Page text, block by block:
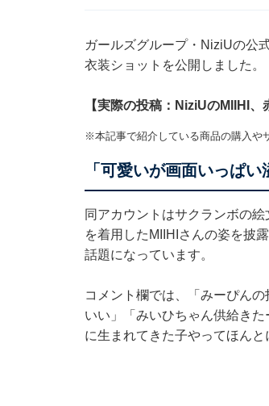
ガールズグループ・NiziUの公
衣装ショットを公開しました。
【実際の投稿：NiziUのMIIHI、
※本記事で紹介している商品の購入や
「可愛いが画面いっぱい
同アカウントはサクランボの
を着用したMIIHIさんの姿を披
話題になっています。
コメント欄では、「みーぴん
いい」「みいひちゃん供給き
に生まれてきた子やってほん